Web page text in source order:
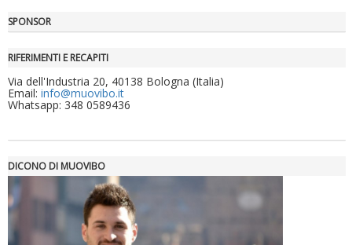
Luglio 2026: "Pensando con i piedi, si possono fare le
SPONSOR
RIFERIMENTI E RECAPITI
Via dell'Industria 20, 40138 Bologna (Italia)
Email: info@muovibo.it
Whatsapp: 348 0589436
DICONO DI MUOVIBO